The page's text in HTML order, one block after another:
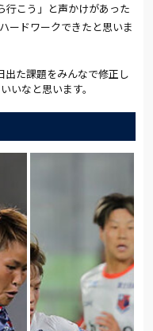
行こう」と声かけがあった
ードワークできたと思いま
出た課題をみんなで修正し
いなと思います。